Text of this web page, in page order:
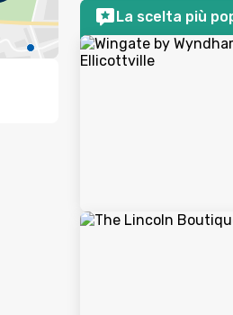
La scelta più